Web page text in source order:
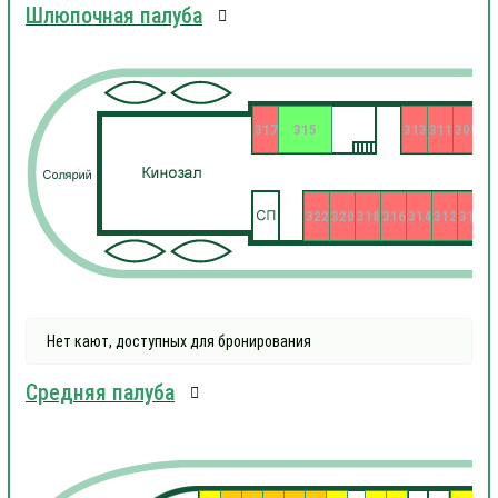
Шлюпочная палуба
309
310
311
312
313
314
315
316
317
318
320
322
Нет кают, доступных для бронирования
Средняя палуба